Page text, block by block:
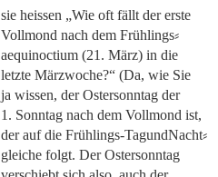
sie heissen „Wie oft fällt der erste
Vollmond nach dem Frühlings⸗
aequinoctium (21. März) in die
letzte Märzwoche?“ (Da, wie Sie
ja wissen, der Ostersonntag der
1. Sonntag nach dem Vollmond ist,
der auf die Frühlings-TagundNacht⸗
gleiche folgt. Der Ostersonntag